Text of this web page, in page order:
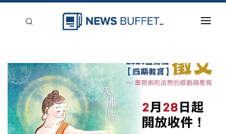
新聞稿分類
登入
刊登